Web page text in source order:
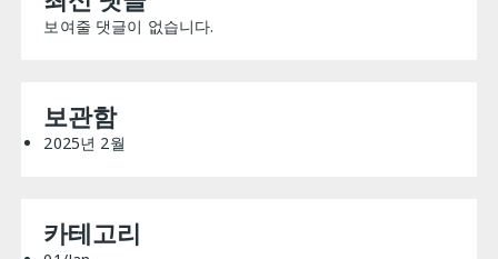
보여줄 댓글이 없습니다.
보관함
2025년 2월
카테고리